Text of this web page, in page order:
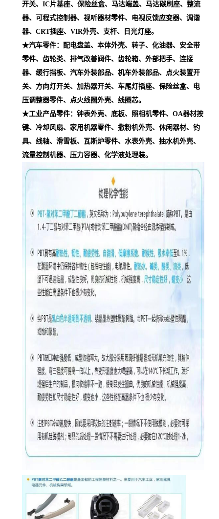
开关、IC片基座、保险丝盒、马达端盖、马达碳刷座、整流
器、可程式控制器、视听器材零件、电视反馈应变器、调谐
器、CRT插座、VIR外壳、支杆、日光灯座。
★汽车零件：配电盘盖、本体外壳、转子、化油器、安全带
零件、齿轮类、排气改善阀件、齿轮箱、外部把手、连接
器、缓行挡板、汽车外装部品、机车外装部品、点火装置开
关、方向灯开关、加热器开关、车尾灯插座、保险丝盒、电
压调整器零件、点火线圈外壳、线圈芯。
★工业产品零件：钟表外壳、底板、照相机零件、OA器材按
键、冷却风扇、家用机器零件、撒粉机外壳、休闲器材、钓
具、线轴、滑雪板、瓦斯炉零件、水表外壳、抽水机外壳、
流量控制机器、压力容器、化学液处理装。